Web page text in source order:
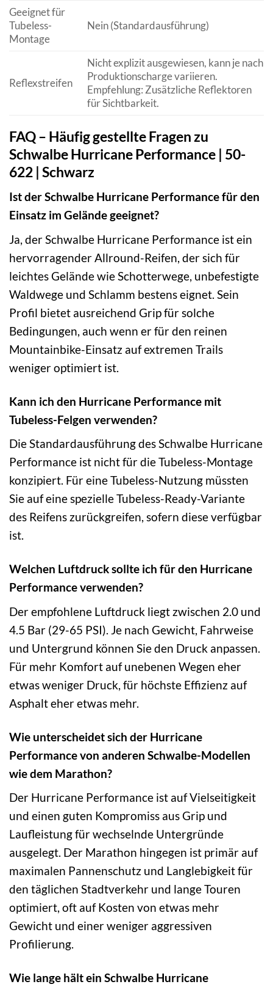
Geeignet für
Tubeless-
Montage
Nein (Standardausführung)
Reflexstreifen
Nicht explizit ausgewiesen, kann je nach
Produktionscharge variieren.
Empfehlung: Zusätzliche Reflektoren
für Sichtbarkeit.
FAQ – Häufig gestellte Fragen zu
Schwalbe Hurricane Performance | 50-
622 | Schwarz
Ist der Schwalbe Hurricane Performance für den
Einsatz im Gelände geeignet?
Ja, der Schwalbe Hurricane Performance ist ein
hervorragender Allround-Reifen, der sich für
leichtes Gelände wie Schotterwege, unbefestigte
Waldwege und Schlamm bestens eignet. Sein
Profil bietet ausreichend Grip für solche
Bedingungen, auch wenn er für den reinen
Mountainbike-Einsatz auf extremen Trails
weniger optimiert ist.
Kann ich den Hurricane Performance mit
Tubeless-Felgen verwenden?
Die Standardausführung des Schwalbe Hurricane
Performance ist nicht für die Tubeless-Montage
konzipiert. Für eine Tubeless-Nutzung müssten
Sie auf eine spezielle Tubeless-Ready-Variante
des Reifens zurückgreifen, sofern diese verfügbar
ist.
Welchen Luftdruck sollte ich für den Hurricane
Performance verwenden?
Der empfohlene Luftdruck liegt zwischen 2.0 und
4.5 Bar (29-65 PSI). Je nach Gewicht, Fahrweise
und Untergrund können Sie den Druck anpassen.
Für mehr Komfort auf unebenen Wegen eher
etwas weniger Druck, für höchste Effizienz auf
Asphalt eher etwas mehr.
Wie unterscheidet sich der Hurricane
Performance von anderen Schwalbe-Modellen
wie dem Marathon?
Der Hurricane Performance ist auf Vielseitigkeit
und einen guten Kompromiss aus Grip und
Laufleistung für wechselnde Untergründe
ausgelegt. Der Marathon hingegen ist primär auf
maximalen Pannenschutz und Langlebigkeit für
den täglichen Stadtverkehr und lange Touren
optimiert, oft auf Kosten von etwas mehr
Gewicht und einer weniger aggressiven
Profilierung.
Wie lange hält ein Schwalbe Hurricane